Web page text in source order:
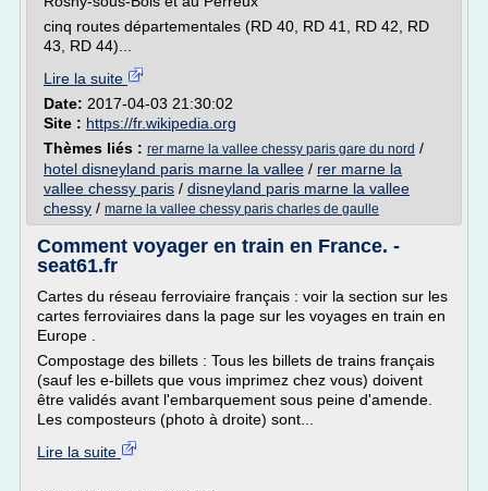
cinq routes départementales (RD 40, RD 41, RD 42, RD
43, RD 44)...
Lire la suite
Date: 2017-04-03 21:30:02
Site : https://fr.wikipedia.org
Thèmes liés : rer marne la vallee chessy paris gare du nord /
hotel disneyland paris marne la vallee / rer marne la
vallee chessy paris / disneyland paris marne la vallee
chessy / marne la vallee chessy paris charles de gaulle
Comment voyager en train en France. -
seat61.fr
Cartes du réseau ferroviaire français : voir la section sur les
cartes ferroviaires dans la page sur les voyages en train en
Europe .
Compostage des billets : Tous les billets de trains français
(sauf les e-billets que vous imprimez chez vous) doivent
être validés avant l'embarquement sous peine d'amende.
Les composteurs (photo à droite) sont...
Lire la suite